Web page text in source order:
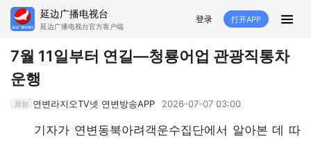
延边广播电视台
延边广播电视台官方客户端
登录 打开APP
HOME
추천
7월 11일부터 연길—청룡어업 관광직통차
운행
原创 연변라지오TV넷 연변방송APP 2026-07-07 03:00
기자가 연변동북아려객운수집단에서 알아본 데 따